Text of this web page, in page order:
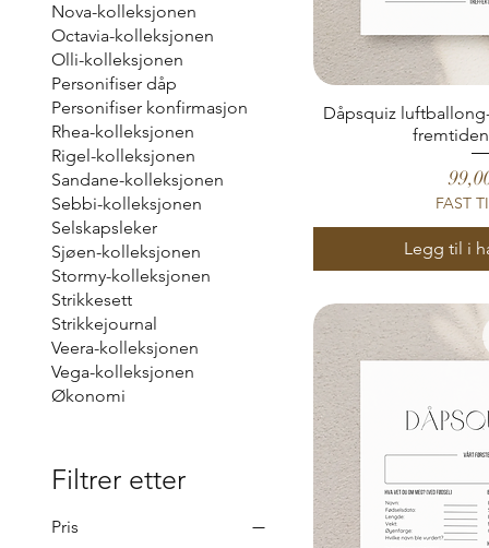
Nova-kolleksjonen
Octavia-kolleksjonen
Olli-kolleksjonen
Personifiser dåp
Personifiser konfirmasjon
Rhea-kolleksjonen
Rigel-kolleksjonen
Sandane-kolleksjonen
Sebbi-kolleksjonen
Selskapsleker
Sjøen-kolleksjonen
Stormy-kolleksjonen
Strikkesett
Strikkejournal
Veera-kolleksjonen
Vega-kolleksjonen
Økonomi
Filtrer etter
Pris
Dåpsquiz
Pris
FAST
Legg til i